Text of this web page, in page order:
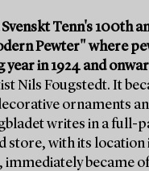
Tenn's 100th
Pewter" where
in 1924 and
Nils Fougstedt. It
ornaments
writes in a
store, with its
became